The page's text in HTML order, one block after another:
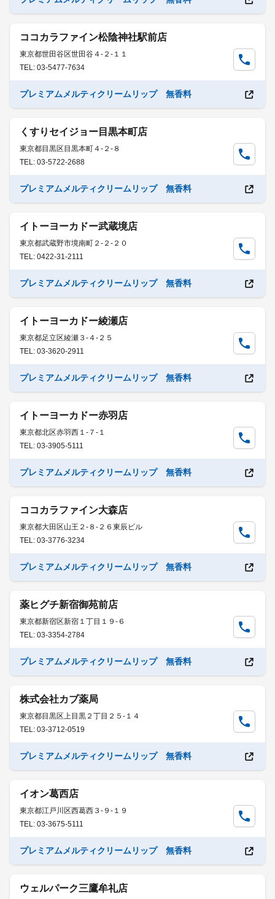
ココカラファイン松陰神社駅前店
東京都世田谷区世田谷４-２-１１
TEL: 03-5477-7634
プレミアムメルティクリームリップ 無香料
くすりセイジョー目黒本町店
東京都目黒区目黒本町４-２-８
TEL: 03-5722-2688
プレミアムメルティクリームリップ 無香料
イトーヨーカドー武蔵境店
東京都武蔵野市境南町２-２-２０
TEL: 0422-31-2111
プレミアムメルティクリームリップ 無香料
イトーヨーカドー綾瀬店
東京都足立区綾瀬３-４-２５
TEL: 03-3620-2911
プレミアムメルティクリームリップ 無香料
イトーヨーカドー赤羽店
東京都北区赤羽西１-７-１
TEL: 03-3905-5111
プレミアムメルティクリームリップ 無香料
ココカラファイン大森店
東京都大田区山王２-８-２６東辰ビル
TEL: 03-3776-3234
プレミアムメルティクリームリップ 無香料
薬ヒグチ新宿御苑前店
東京都新宿区新宿１丁目１９-６
TEL: 03-3354-2784
プレミアムメルティクリームリップ 無香料
株式会社カブ薬局
東京都目黒区上目黒２丁目２５-１４
TEL: 03-3712-0519
プレミアムメルティクリームリップ 無香料
イオン葛西店
東京都江戸川区西葛西３-９-１９
TEL: 03-3675-5111
プレミアムメルティクリームリップ 無香料
ウェルパーク三鷹牟礼店